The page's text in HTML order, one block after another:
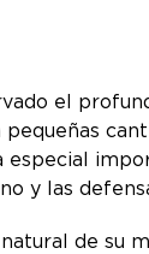
el
y las
de su